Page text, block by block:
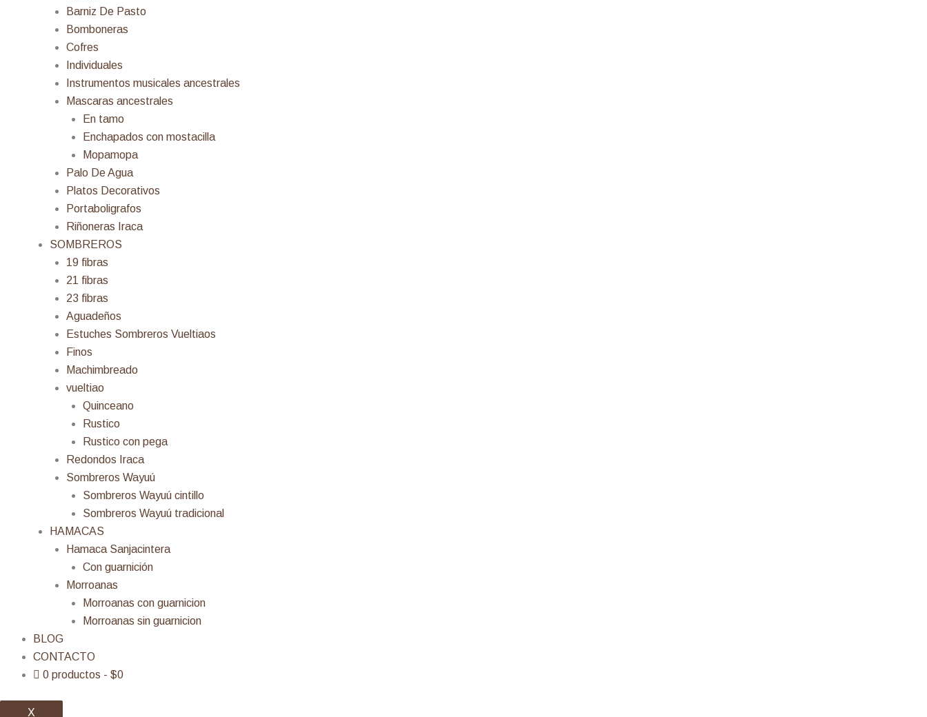
Barniz De Pasto
Bomboneras
Cofres
Individuales
Instrumentos musicales ancestrales
Mascaras ancestrales
En tamo
Enchapados con mostacilla
Mopamopa
Palo De Agua
Platos Decorativos
Portaboligrafos
Riñoneras Iraca
SOMBREROS
19 fibras
21 fibras
23 fibras
Aguadeños
Estuches Sombreros Vueltiaos
Finos
Machimbreado
vueltiao
Quinceano
Rustico
Rustico con pega
Redondos Iraca
Sombreros Wayuú
Sombreros Wayuú cintillo
Sombreros Wayuú tradicional
HAMACAS
Hamaca Sanjacintera
Con guarnición
Morroanas
Morroanas con guarnicion
Morroanas sin guarnicion
BLOG
CONTACTO
0 productos
$0
X